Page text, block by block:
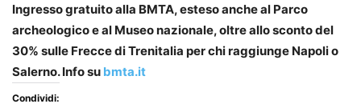
Ingresso gratuito alla BMTA, esteso anche al Parco
archeologico e al Museo nazionale, oltre allo sconto del
30% sulle Frecce di Trenitalia per chi raggiunge Napoli o
Salerno. Info su bmta.it
Condividi: